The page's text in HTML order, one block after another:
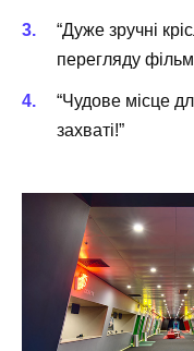
“Дуже зручні
перегляду
“Чудове місце
захваті!”